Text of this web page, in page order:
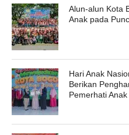
Alun-alun Kota
Anak pada
Hari Anak
Berikan
Pemerhati Anak